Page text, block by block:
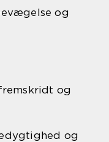
og
og
og